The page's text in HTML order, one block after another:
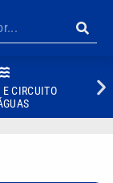
CIRCUITO